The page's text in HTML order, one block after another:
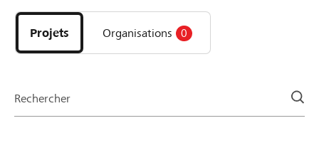
DE FR IT
les
projets
et
la
Projets Organisations 0
Rechercher